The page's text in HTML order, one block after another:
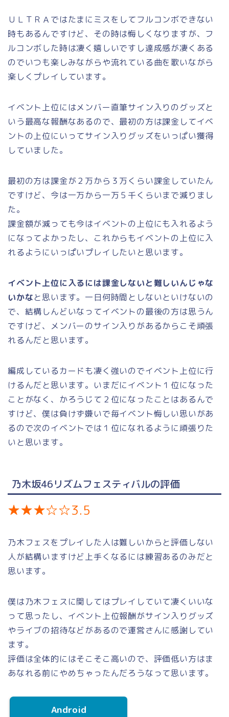
ＵＬＴＲＡではたまにミスをしてフルコンボできない
時もあるんですけど、その時は悔しくなりますが、フ
ルコンボした時は凄く嬉しいですし達成感が凄くある
のでいつも楽しみながらや流れている曲を歌いながら
楽しくプレイしています。
イベント上位にはメンバー直筆サイン入りのグッズと
いう最高な報酬なあるので、最初の方は課金してイベ
ントの上位にいってサイン入りグッズをいっぱい獲得
していました。
最初の方は課金が２万から３万くらい課金していたん
ですけど、今は一万から一万５千くらいまで減りまし
た。
課金額が減っても今はイベントの上位にも入れるよう
になってよかったし、これからもイベントの上位に入
れるようにいっぱいプレイしたいと思います。
イベント上位に入るには課金しないと難しいんじゃな
いかなと思います。一日何時間としないといけないの
で、結構しんどいなってイベントの最後の方は思うん
ですけど、メンバーのサイン入りがあるからこそ頑張
れるんだと思います。
編成しているカードも凄く強いのでイベント上位に行
けるんだと思います。いまだにイベント１位になった
ことがなく、かろうじて２位になったことはあるんで
すけど、僕は負けず嫌いで毎イベント悔しい思いがあ
るので次のイベントでは１位になれるように頑張りた
いと思います。
乃木坂46リズムフェスティバルの評価
★★★☆☆3.5
乃木フェスをプレイした人は難しいからと評価しない
人が結構いますけど上手くなるには練習あるのみだと
思います。
僕は乃木フェスに関してはプレイしていて凄くいいな
って思ったし、イベント上位報酬がサイン入りグッズ
やライブの招待などがあるので運営さんに感謝してい
ます。
評価は全体的にはそこそこ高いので、評価低い方はま
あなれる前にやめちゃったんだろうなって思います。
Android